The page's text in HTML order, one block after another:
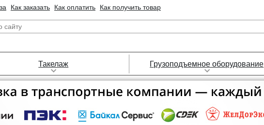
Как заказать Как оплатить Как получить товар
Такелаж Грузоподъемное оборудование